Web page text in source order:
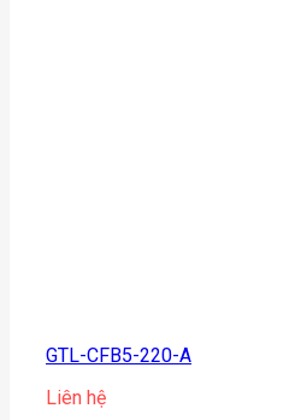
GTL-CFB5-220-A
Liên hệ